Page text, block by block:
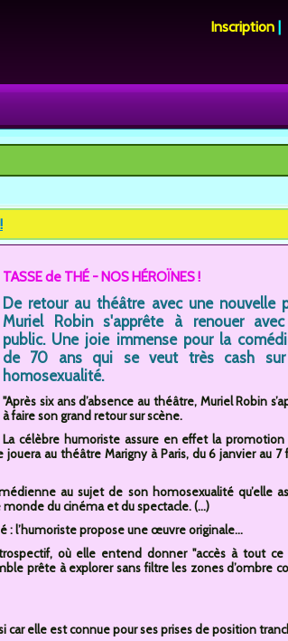
Inscription |
TASSE de THÉ - NOS HÉROÏNES !
De retour au théâtre avec une nouvelle
Muriel Robin s'apprête à renouer
public. Une joie immense pour la
de 70 ans qui se veut très cash
homosexualité.
"Après six ans d’absence au théâtre, Muriel Robin
à faire son grand retour sur scène.
La célèbre humoriste assure en effet la promotion
jouera au théâtre Marigny à Paris, du 6 janvier au 7
au sujet de son homosexualité qu’elle
du cinéma et du spectacle. (...)
: l’humoriste propose une œuvre originale...
où elle entend donner "accès à tout ce
prête à explorer sans filtre les zones d’ombre
car elle est connue pour ses prises de position